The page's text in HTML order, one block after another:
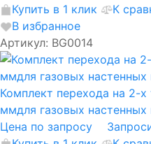
Купить в 1 клик
К
В избранное
Артикул: BG0014
Комплект перехода на 2-
ммдля газовых настенных
Цена по запросу